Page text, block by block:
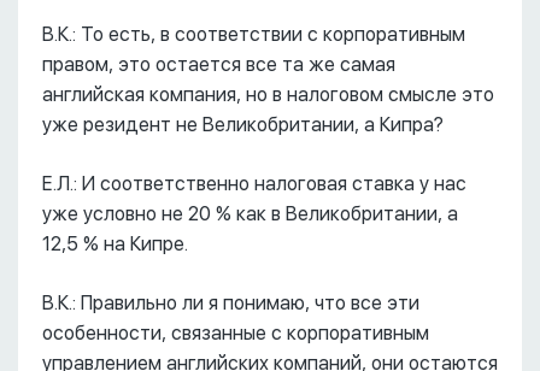
В.К.: То есть, в соответствии с корпоративным
правом, это остается все та же самая
английская компания, но в налоговом смысле это
уже резидент не Великобритании, а Кипра?
Е.Л.: И соответственно налоговая ставка у нас
уже условно не 20 % как в Великобритании, а
12,5 % на Кипре.
В.К.: Правильно ли я понимаю, что все эти
особенности, связанные с корпоративным
управлением английских компаний, они остаются